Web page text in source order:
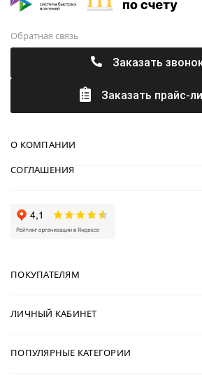
Обратная связь
Заказать
Заказать прайс-
О КОМПАНИИ
СОГЛАШЕНИЯ
ПОКУПАТЕЛЯМ
ЛИЧНЫЙ КАБИНЕТ
ПОПУЛЯРНЫЕ КАТЕГОРИИ